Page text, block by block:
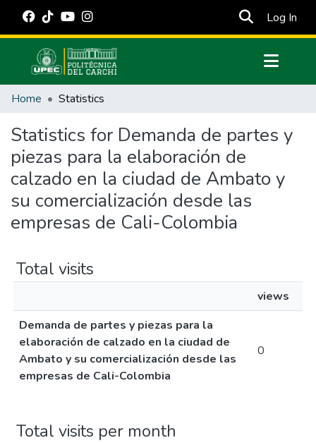
Log In
Communities & Collections
Estadísticas Externas
Manuales
Home Statistics
Statistics for Demanda de partes y
piezas para la elaboración de
calzado en la ciudad de Ambato y
su comercialización desde las
empresas de Cali-Colombia
Total visits
views
Demanda de partes y piezas para la
elaboración de calzado en la ciudad de
Ambato y su comercialización desde las
empresas de Cali-Colombia
0
Total visits per month